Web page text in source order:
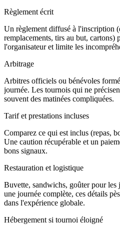
Règlement écrit
Un règlement diffusé à l'inscription
remplacements, tirs au but, cartons)
l'organisateur et limite les
Arbitrage
Arbitres officiels ou bénévoles
journée. Les tournois qui ne
souvent des matinées compliquées.
Tarif et prestations incluses
Comparez ce qui est inclus (repas,
Une caution récupérable et un
bons signaux.
Restauration et logistique
Buvette, sandwichs, goûter pour les
une journée complète, ces détails
dans l'expérience globale.
Hébergement si tournoi éloigné